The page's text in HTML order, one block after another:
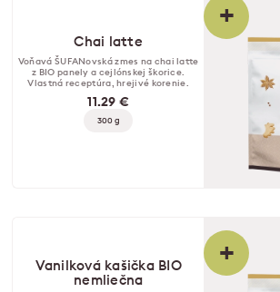
+
Chai latte
Voňavá ŠUFANovská zmes na chai latte
z BIO panely a cejlónskej škorice.
Vlastná receptúra, hrejivé korenie.
11.29 €
300 g
+
Vanilková kašička BIO
nemliečna